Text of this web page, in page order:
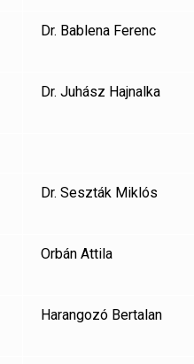
Dr. Bablena Ferenc
Dr. Juhász Hajnalka
Dr. Seszták Miklós
Orbán Attila
Harangozó Bertalan